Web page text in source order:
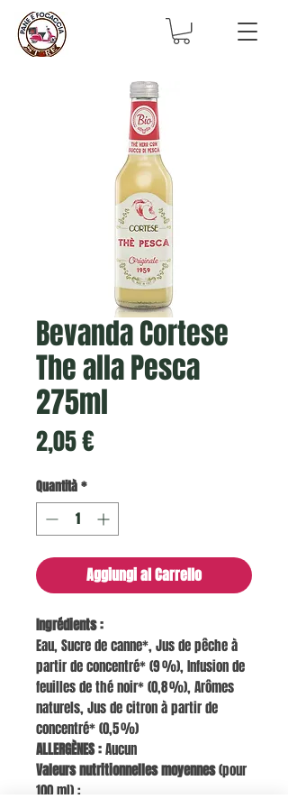
Bevanda Cortese
The alla Pesca
275ml
2,05 €Prezzo
Quantità*
Aggiungi al Carrello
Ingrédients :
Eau, Sucre de canne*, Jus de pêche à
partir de concentré* (9 %), Infusion de
feuilles de thé noir* (0,8 %), Arômes
naturels, Jus de citron à partir de
concentré* (0,5 %)
ALLERGÈNES :Aucun
Valeurs nutritionnelles moyennes(pour
100 ml) :